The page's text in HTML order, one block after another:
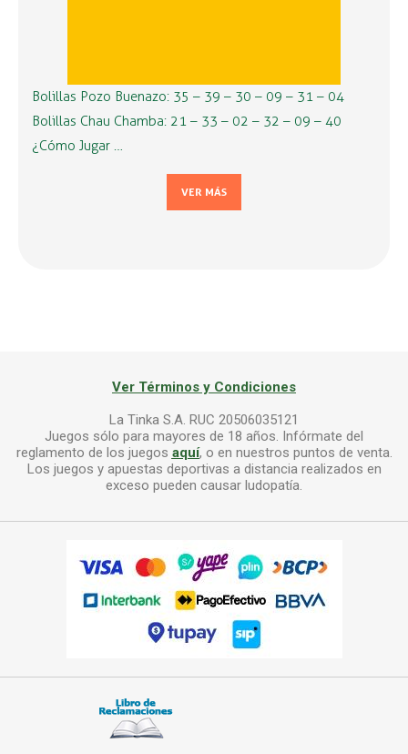
Bolillas Pozo Buenazo: 35 – 39 – 30 – 09 – 31 – 04
Bolillas Chau Chamba: 21 – 33 – 02 – 32 – 09 – 40
¿Cómo Jugar …
VER MÁS
Ver Términos y Condiciones
La Tinka S.A. RUC 20506035121
Juegos sólo para mayores de 18 años. Infórmate del
reglamento de los juegos aquí, o en nuestros puntos de venta.
Los juegos y apuestas deportivas a distancia realizados en
exceso pueden causar ludopatía.